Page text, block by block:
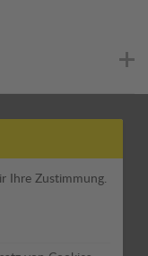
Ihre Zustimmung.